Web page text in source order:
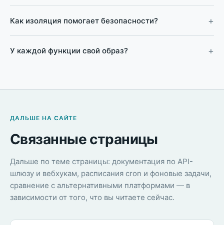
Как изоляция помогает безопасности?
У каждой функции свой образ?
ДАЛЬШЕ НА САЙТЕ
Связанные страницы
Дальше по теме страницы: документация по API-
шлюзу и вебхукам, расписания cron и фоновые задачи,
сравнение с альтернативными платформами — в
зависимости от того, что вы читаете сейчас.